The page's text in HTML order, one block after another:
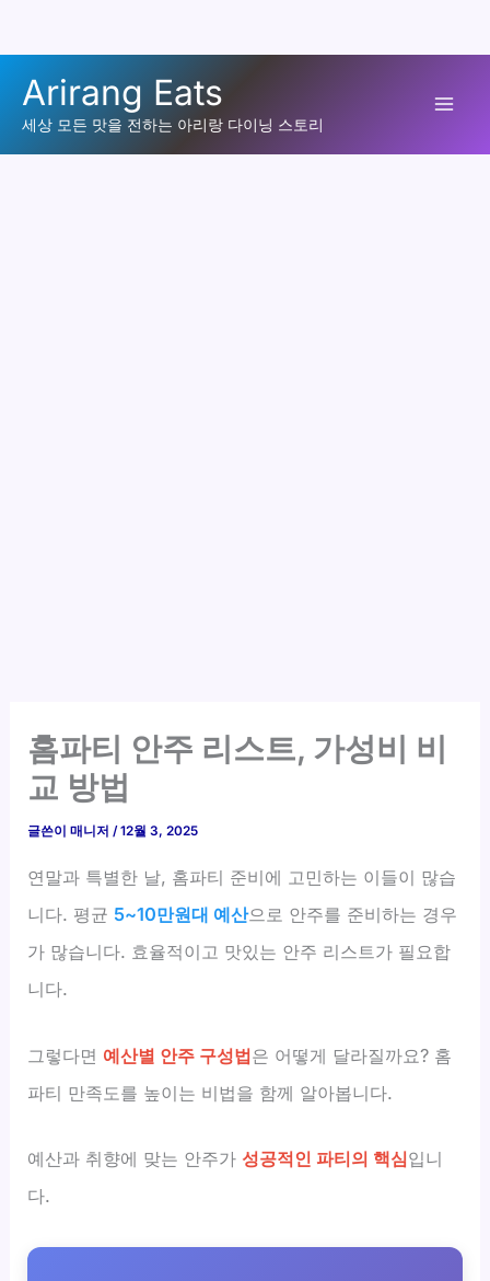
로
Arirang Eats
세상 모든 맛을 전하는 아리랑 다이닝 스토리
홈파티 안주 리스트, 가성비 비
교 방법
글쓴이매니저/12월 3, 2025
연말과 특별한 날, 홈파티 준비에 고민하는 이들이 많습
니다. 평균 5~10만원대 예산으로 안주를 준비하는 경우
가 많습니다. 효율적이고 맛있는 안주 리스트가 필요합
니다.
그렇다면 예산별 안주 구성법은 어떻게 달라질까요? 홈
파티 만족도를 높이는 비법을 함께 알아봅니다.
예산과 취향에 맞는 안주가 성공적인 파티의 핵심입니
다.